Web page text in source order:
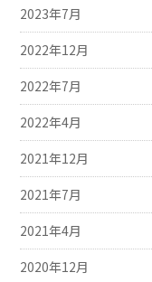
2023年7月
2022年12月
2022年7月
2022年4月
2021年12月
2021年7月
2021年4月
2020年12月